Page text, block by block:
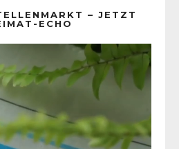
– JETZT
ECHO
Player